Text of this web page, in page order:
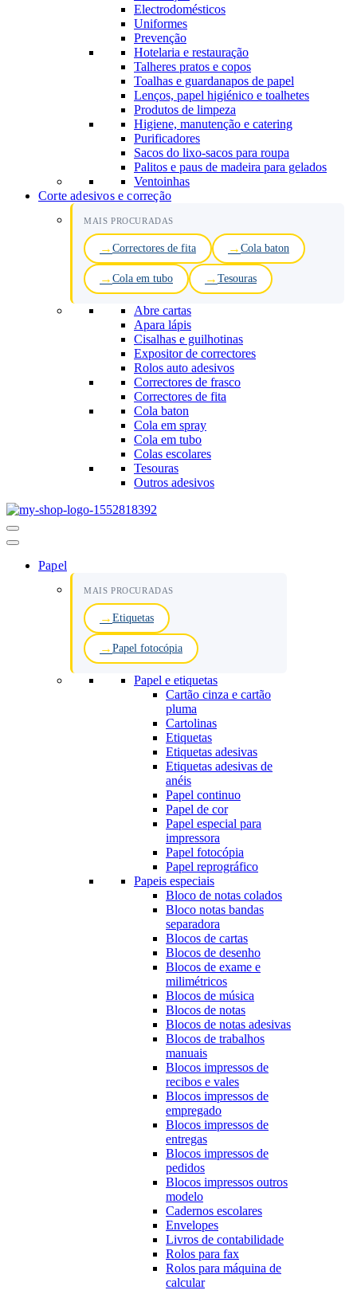
Electrodomésticos
Uniformes
Prevenção
Hotelaria e restauração
Talheres pratos e copos
Toalhas e guardanapos de papel
Lenços, papel higiénico e toalhetes
Produtos de limpeza
Higiene, manutenção e catering
Purificadores
Sacos do lixo-sacos para roupa
Palitos e paus de madeira para gelados
Ventoinhas
Corte adesivos e correção
MAIS PROCURADAS
Correctores de fita Cola baton
Cola em tubo Tesouras
Abre cartas
Apara lápis
Cisalhas e guilhotinas
Expositor de correctores
Rolos auto adesivos
Correctores de frasco
Correctores de fita
Cola baton
Cola em spray
Cola em tubo
Colas escolares
Tesouras
Outros adesivos
Menu
de
Papel
MAIS PROCURADAS
Etiquetas
Papel fotocópia
Papel e etiquetas
Cartão cinza e cartão
pluma
Cartolinas
Etiquetas
Etiquetas adesivas
Etiquetas adesivas de
anéis
Papel continuo
Papel de cor
Papel especial para
impressora
Papel fotocópia
Papel reprográfico
Papeis especiais
Bloco de notas colados
Bloco notas bandas
separadora
Blocos de cartas
Blocos de desenho
Blocos de exame e
milimétricos
Blocos de música
Blocos de notas
Blocos de notas adesivas
Blocos de trabalhos
manuais
Blocos impressos de
recibos e vales
Blocos impressos de
empregado
Blocos impressos de
entregas
Blocos impressos de
pedidos
Blocos impressos outros
modelo
Cadernos escolares
Envelopes
Livros de contabilidade
Rolos para fax
Rolos para máquina de
calcular